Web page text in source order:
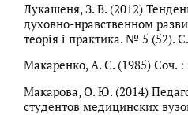
Лукашеня, З. В. (2012)
духовно-нравственном
теорія і практика. № 5 (52).
Макаренко, А. С. (1985) Соч.
Макарова, О. Ю. (2014)
студентов медицинских